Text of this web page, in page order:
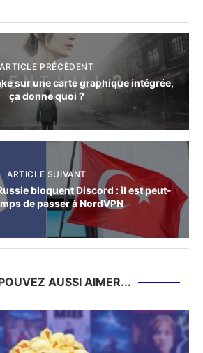
ARTICLE PRÉCÈDENT
sur une carte graphique intégrée,
ça donne quoi ?
ARTICLE SUIVANT
bloquent Discord : il est peut-
de passer à NordVPN
AUSSI AIMER...